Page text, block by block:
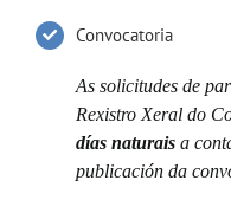
Convocatoria
As solicitudes de
Rexistro Xeral do
días naturaisa
publicación da